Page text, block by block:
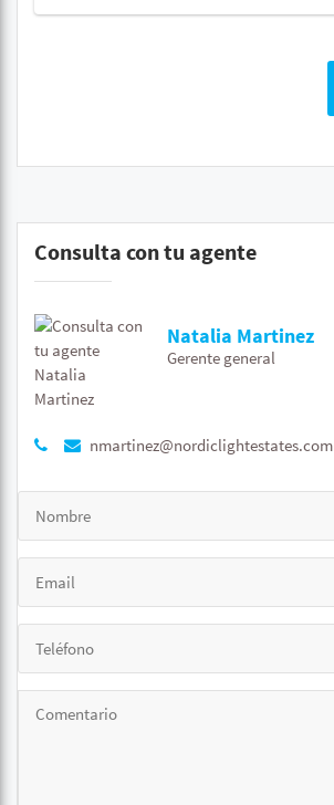
Consulta con tu agente
Natalia Martinez
Gerente general
nmartinez@nordiclightestates.com